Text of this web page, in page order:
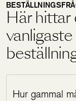
Här hittar
Hur gammal